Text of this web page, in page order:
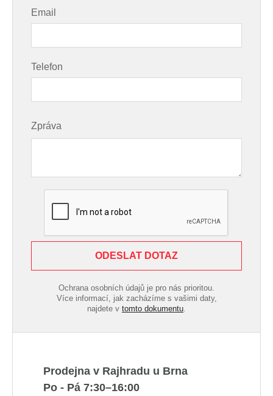
Email
Telefon
Zpráva
ODESLAT DOTAZ
Ochrana osobních údajů je pro nás prioritou.
Více informací, jak zacházíme s vašimi daty,
najdete v tomto dokumentu.
Prodejna v Rajhradu u Brna
Po - Pá 7:30–16:00